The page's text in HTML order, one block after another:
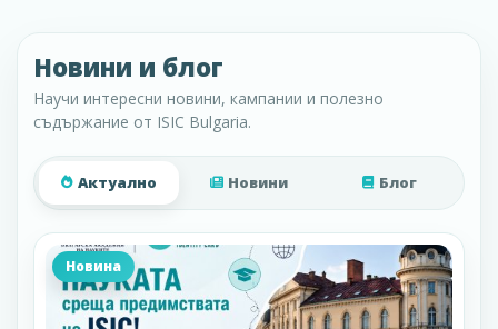
Новини и блог
Научи интересни новини, кампании и полезно
съдържание от ISIC Bulgaria.
Актуално Новини Блог
Новина